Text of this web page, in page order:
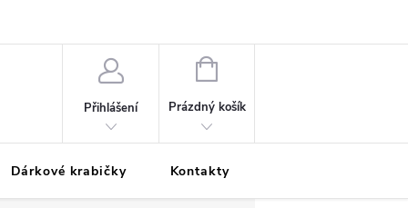
Přihlášení
NÁKUPNÍ
Prázdný košík
Dárkové krabičky Kontakty